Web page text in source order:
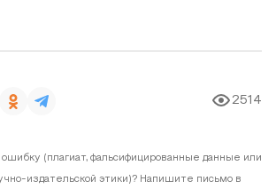
2514
(плагиат, фальсифицированные данные или
издательской этики)? Напишите письмо в